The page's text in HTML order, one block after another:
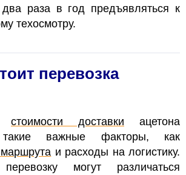
два раза в год предъявляться к
техосмотру.
перевозка
стоимости доставки ацетона
такие важные факторы, как
и расходы на логистику.
могут различаться